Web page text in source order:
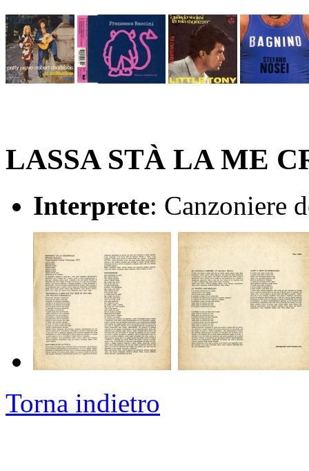
LASSA STÀ LA ME
Interprete: Canzoniere
Torna indietro